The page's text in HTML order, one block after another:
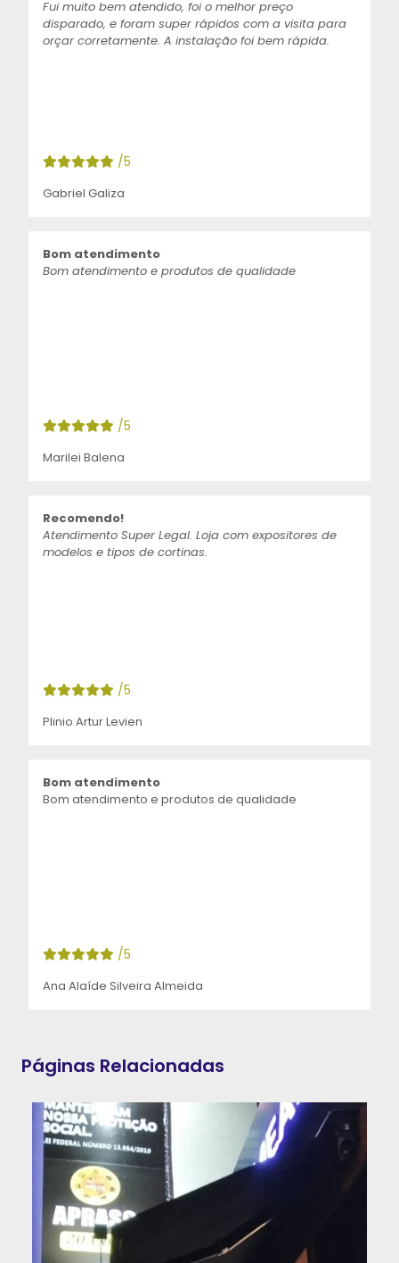
Fui muito bem atendido, foi o melhor preço
disparado, e foram super rápidos com a visita para
orçar corretamente. A instalação foi bem rápida.
/5
Gabriel Galiza
Bom atendimento
Bom atendimento e produtos de qualidade
/5
Marilei Balena
Recomendo!
Atendimento Super Legal. Loja com expositores de
modelos e tipos de cortinas.
/5
Plinio Artur Levien
Bom atendimento
Bom atendimento e produtos de qualidade
/5
Ana Alaíde Silveira Almeida
Páginas Relacionadas